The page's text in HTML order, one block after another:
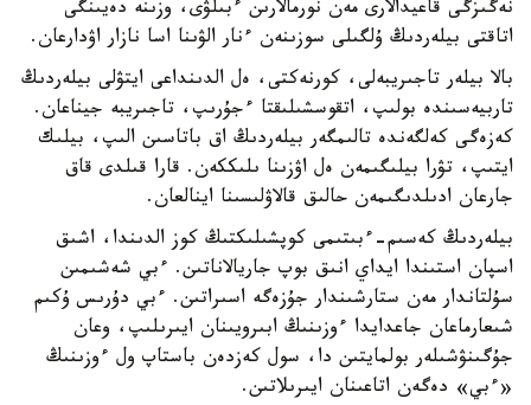
نەگىزگى قاعيدالارى مەن نورمالارىن ءبىلۋى، وزىنە دەيىنگى
اتاقتى بيلەردىڭ ۇلگىلى سوزىنەن ءنار الۋىنا اسا نازار اۋدارعان.
بالا بيلەر تاجىريبەلى، كورنەكتى، ەل الدىنداعى ايتۋلى بيلەردىڭ
تاربيەسىندە بولىپ، اتقوسشىلىقتا ءجۇرىپ، تاجىريبە جيناعان.
كەزەگى كەلگەندە تالىمگەر بيلەردىڭ اق باتاسىن الىپ، بيلىك
ايتىپ، تۋرا بيلىگىمەن ەل اۋزىنا ىلىككەن. قارا قىلدى قاق
جارعان ادىلدىگىمەن حالىق قالاۋلىسىنا اينالعان.
بيلەردىڭ كەسىم-ءبىتىمى كوپشىلىكتىڭ كوز الدىندا، اشىق
اسپان استىندا ايداي انىق بوپ جاريالاناتىن. ءبي شەشىمىن
سۇلتاندار مەن ستارشىندار جۇزەگە اسىراتىن. ءبي دۇرىس ۇكىم
شىعارماعان جاعدايدا ءوزىنىڭ ابىرويىنان ايىرىلىپ، وعان
جۇگىنۋشىلەر بولمايتىن دا، سول كەزدەن باستاپ ول ءوزىنىڭ
«ءبي» دەگەن اتاعىنان ايىرىلاتىن.